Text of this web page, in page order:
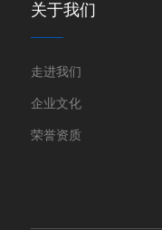
关于我们
走进我们
企业文化
荣誉资质